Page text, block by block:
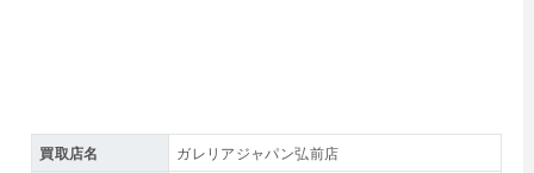
買取店名 ガレリアジャパン弘前店